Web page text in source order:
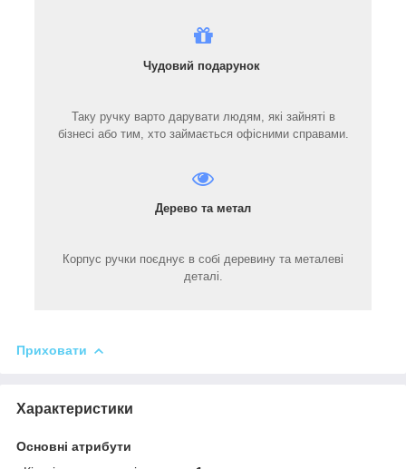
Чудовий подарунок
Таку ручку варто дарувати людям, які зайняті в
бізнесі або тим, хто займається офісними справами.
Дерево та метал
Корпус ручки поєднує в собі деревину та металеві
деталі.
Приховати
Характеристики
Основні атрибути